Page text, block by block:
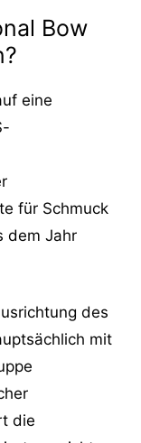
Bow
eine
für Schmuck
dem Jahr
des
mit
die